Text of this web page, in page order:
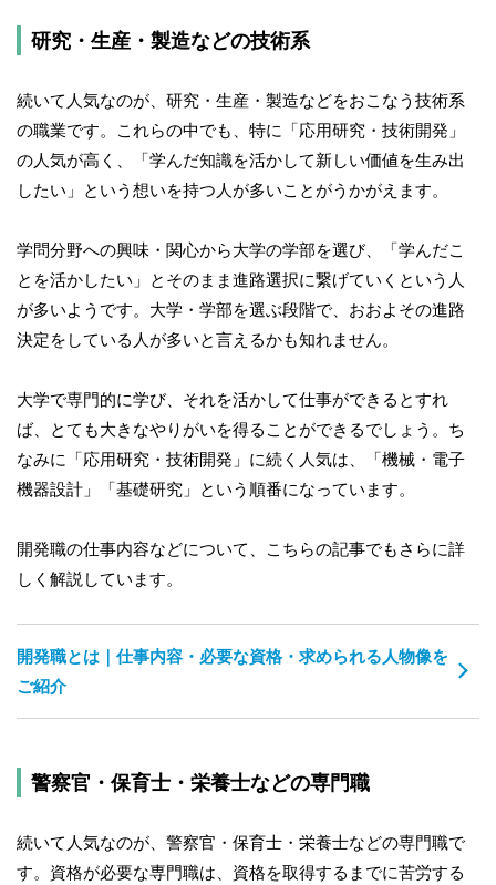
研究・生産・製造などの技術系
続いて人気なのが、研究・生産・製造などをおこなう技術系
の職業です。これらの中でも、特に「応用研究・技術開発」
の人気が高く、「学んだ知識を活かして新しい価値を生み出
したい」という想いを持つ人が多いことがうかがえます。
学問分野への興味・関心から大学の学部を選び、「学んだこ
とを活かしたい」とそのまま進路選択に繋げていくという人
が多いようです。大学・学部を選ぶ段階で、おおよその進路
決定をしている人が多いと言えるかも知れません。
大学で専門的に学び、それを活かして仕事ができるとすれ
ば、とても大きなやりがいを得ることができるでしょう。ち
なみに「応用研究・技術開発」に続く人気は、「機械・電子
機器設計」「基礎研究」という順番になっています。
開発職の仕事内容などについて、こちらの記事でもさらに詳
しく解説しています。
開発職とは｜仕事内容・必要な資格・求められる人物像を
ご紹介
警察官・保育士・栄養士などの専門職
続いて人気なのが、警察官・保育士・栄養士などの専門職で
す。資格が必要な専門職は、資格を取得するまでに苦労する